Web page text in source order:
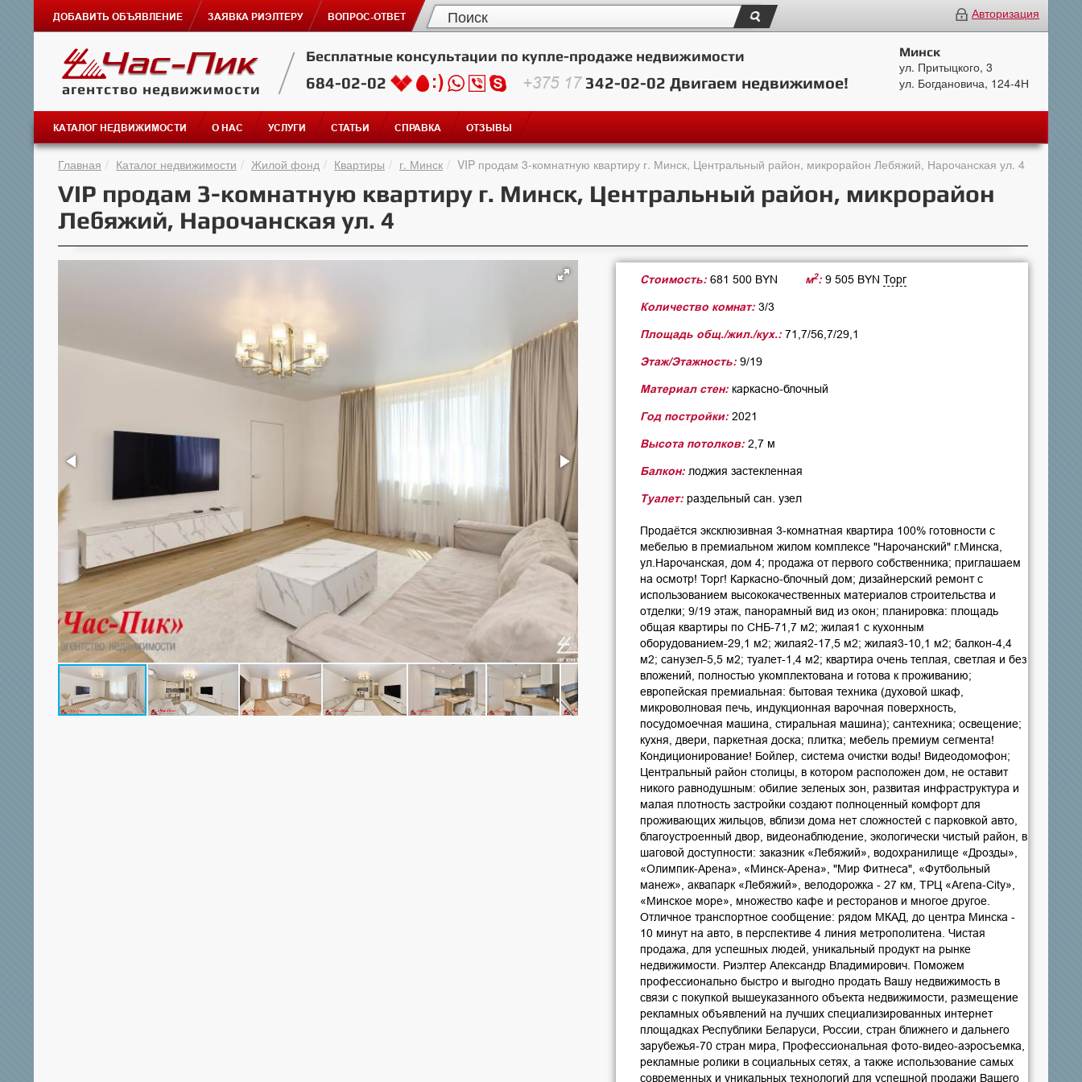
ДОБАВИТЬ ОБЪЯВЛЕНИЕ ЗАЯВКА РИЭЛТЕРУ ВОПРОС-ОТВЕТ Авторизация
агентство недвижимости
Бесплатные консультации по купле-продаже недвижимости
684-02-02 +375 17342-02-02 Двигаем недвижимое!
Минск
ул. Притыцкого, 3
ул. Богдановича, 124-4Н
КАТАЛОГ НЕДВИЖИМОСТИ О НАС УСЛУГИ СТАТЬИ СПРАВКА ОТЗЫВЫ
Главная Каталог недвижимости Жилой фонд Квартиры г. Минск VIP продам 3-комнатную квартиру г. Минск, Центральный район, микрорайон Лебяжий, Нарочанская ул. 4
VIP продам 3-комнатную квартиру г. Минск, Центральный район, микрорайон
Лебяжий, Нарочанская ул. 4
Стоимость: 681 500 BYN м2: 9 505 BYN Торг
Количество комнат:3/3
Площадь общ./жил./кух.:71,7/56,7/29,1
Этаж/Этажность:9/19
Материал стен:каркасно-блочный
Год постройки:2021
Высота потолков:2,7 м
Балкон:лоджия застекленная
Туалет:раздельный сан. узел
Продаётся эксклюзивная 3-комнатная квартира 100% готовности с
мебелью в премиальном жилом комплексе "Нарочанский" г.Минска,
ул.Нарочанская, дом 4; продажа от первого собственника; приглашаем
на осмотр! Торг! Каркасно-блочный дом; дизайнерский ремонт с
использованием высококачественных материалов строительства и
отделки; 9/19 этаж, панорамный вид из окон; планировка: площадь
общая квартиры по СНБ-71,7 м2; жилая1 с кухонным
оборудованием-29,1 м2; жилая2-17,5 м2; жилая3-10,1 м2; балкон-4,4
м2; санузел-5,5 м2; туалет-1,4 м2; квартира очень теплая, светлая и без
вложений, полностью укомплектована и готова к проживанию;
европейская премиальная: бытовая техника (духовой шкаф,
микроволновая печь, индукционная варочная поверхность,
посудомоечная машина, стиральная машина); сантехника; освещение;
кухня, двери, паркетная доска; плитка; мебель премиум сегмента!
Кондиционирование! Бойлер, система очистки воды! Видеодомофон;
Центральный район столицы, в котором расположен дом, не оставит
никого равнодушным: обилие зеленых зон, развитая инфраструктура и
малая плотность застройки создают полноценный комфорт для
проживающих жильцов, вблизи дома нет сложностей с парковкой авто,
благоустроенный двор, видеонаблюдение, экологически чистый район, в
шаговой доступности: заказник «Лебяжий», водохранилище «Дрозды»,
«Олимпик-Арена», «Минск-Арена», "Мир Фитнеса", «Футбольный
манеж», аквапарк «Лебяжий», велодорожка - 27 км, ТРЦ «Arena-City»,
«Минское море», множество кафе и ресторанов и многое другое.
Отличное транспортное сообщение: рядом МКАД, до центра Минска -
10 минут на авто, в перспективе 4 линия метрополитена. Чистая
продажа, для успешных людей, уникальный продукт на рынке
недвижимости. Риэлтер Александр Владимирович. Поможем
профессионально быстро и выгодно продать Вашу недвижимость в
связи с покупкой вышеуказанного объекта недвижимости, размещение
рекламных объявлений на лучших специализированных интернет
площадках Республики Беларуси, России, стран ближнего и дальнего
зарубежья-70 стран мира, Профессиональная фото-видео-аэросъемка,
рекламные ролики в социальных сетях, а также использование самых
современных и уникальных технологий для успешной продажи Вашего